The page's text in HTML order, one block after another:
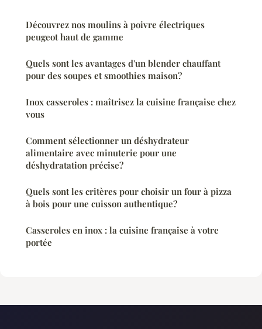
Découvrez nos moulins à poivre électriques
peugeot haut de gamme
Quels sont les avantages d'un blender chauffant
pour des soupes et smoothies maison?
Inox casseroles : maîtrisez la cuisine française chez
vous
Comment sélectionner un déshydrateur
alimentaire avec minuterie pour une
déshydratation précise?
Quels sont les critères pour choisir un four à pizza
à bois pour une cuisson authentique?
Casseroles en inox : la cuisine française à votre
portée